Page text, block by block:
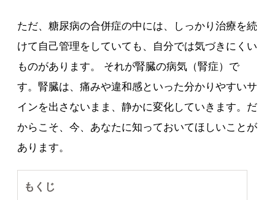
ただ、糖尿病の合併症の中には、しっかり治療を続
けて自己管理をしていても、自分では気づきにくい
ものがあります。 それが腎臓の病気（腎症）で
す。腎臓は、痛みや違和感といった分かりやすいサ
インを出さないまま、静かに変化していきます。だ
からこそ、今、あなたに知っておいてほしいことが
あります。
もくじ